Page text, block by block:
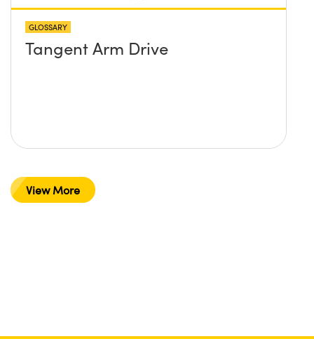
GLOSSARY
Tangent Arm Drive
View More